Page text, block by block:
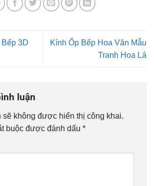
3D
Kính Ốp Bếp Hoa Văn Mẫu
Tranh Hoa Lá
luận
sẽ không được hiển thị công khai.
buộc được đánh dấu *